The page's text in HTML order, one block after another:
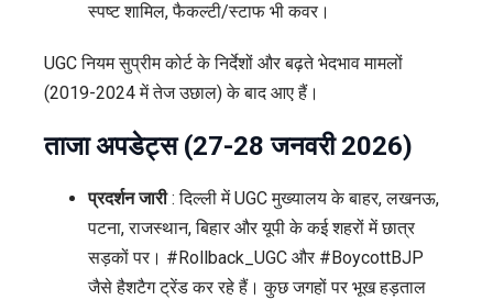
स्पष्ट शामिल, फैकल्टी/स्टाफ भी कवर।
UGC नियम सुप्रीम कोर्ट के निर्देशों और बढ़ते भेदभाव मामलों
(2019-2024 में तेज उछाल) के बाद आए हैं।
ताजा अपडेट्स (27-28 जनवरी 2026)
प्रदर्शन जारी: दिल्ली में UGC मुख्यालय के बाहर, लखनऊ,
पटना, राजस्थान, बिहार और यूपी के कई शहरों में छात्र
सड़कों पर। #Rollback_UGC और #BoycottBJP
जैसे हैशटैग ट्रेंड कर रहे हैं। कुछ जगहों पर भूख हड़ताल